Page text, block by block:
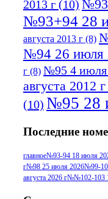
2013 г (10)
№93+94 28
августа 2013 г (8)
№94 26 июля
г (8) №95 4 июля
августа 2012 г
(10) №95 28
июля 2017 г
г(13) №96 28
июля 2014 г
Последние
главное№93-94 18 июля
г№98 25 июля 2026№99-
августа 2026 г№№102-103 1